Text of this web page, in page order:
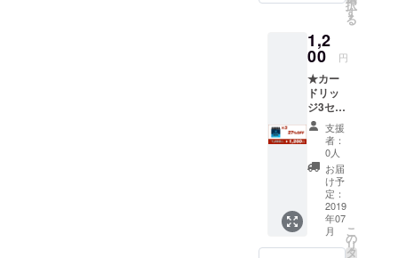
となり
ます。
す。ご
了承く
い。
※2019
年7月に
お届け
する予
定です
が、生
産、配
送状況
により
遅れる
可能性
はレッ
ド（花
梨）と
ブラッ
ク（黒
檀）か
ら選択
可能で
す。 ※
商品の
仕様、
デザイ
ンに関
しまし
ては一
部変更
ドリッ
ト（6本
入り）
・ケー
ス1点
・プリ
ザーブ
ドフラ
ワース
タンド1
点 ・便
箋1冊
・日本
語取扱
説明書
×1枚 ※
ペン先
択
す
る
1,2
00 円
★カー
ドリッ
ジ3セッ
ト （一
般販売
予定価
格1,650
円） <1
セット>
詳細：
・ブ
ラック
の欧州
支援
者：
0人
お届
け予
定：
2019
年07
月
こ
の
リ
タ